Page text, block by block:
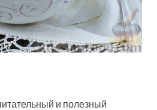
и полезный